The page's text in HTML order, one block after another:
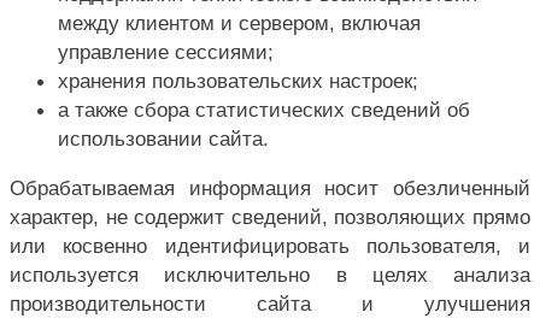
между клиентом и сервером, включая
управление сессиями;
хранения пользовательских настроек;
а также сбора статистических сведений об
использовании сайта.
Обрабатываемая информация носит обезличенный
характер, не содержит сведений, позволяющих прямо
или косвенно идентифицировать пользователя, и
используется исключительно в целях анализа
производительности сайта и улучшения